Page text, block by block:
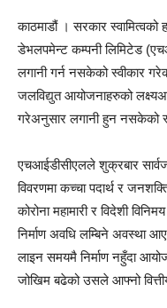
काठमाडौं । सरकार स्वामित्वको
डेभलपमेन्ट कम्पनी लिमिटेड
लगानी गर्न नसकेको स्वीकार
जलविद्युत आयोजनाहरुको
गरेअनुसार लगानी हुन नसकेको
एचआईडीसीएलले शुक्रबार
विवरणमा कच्चा पदार्थ र
कोरोना महामारी र विदेशी
निर्माण अवधि लम्बिने अवस्था
लाइन समयमै निर्माण नहुँदा
जोखिम बढेको उसले आफ्नो